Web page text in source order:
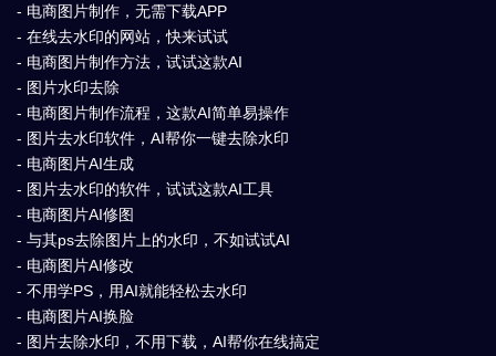
- 电商图片制作，无需下载APP
- 在线去水印的网站，快来试试
- 电商图片制作方法，试试这款AI
- 图片水印去除
- 电商图片制作流程，这款AI简单易操作
- 图片去水印软件，AI帮你一键去除水印
- 电商图片AI生成
- 图片去水印的软件，试试这款AI工具
- 电商图片AI修图
- 与其ps去除图片上的水印，不如试试AI
- 电商图片AI修改
- 不用学PS，用AI就能轻松去水印
- 电商图片AI换脸
- 图片去除水印，不用下载，AI帮你在线搞定